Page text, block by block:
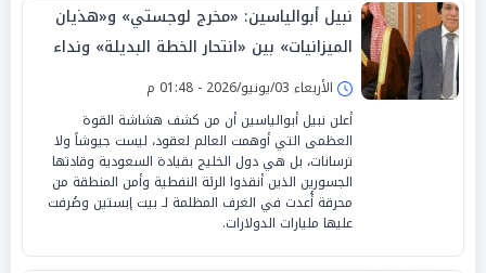
نبيل أبوالياسين: «مخرج لوجستي» و«هذيان
الميزانيات» بين «انتحار الخطة البديلة» ونداء
السيادة لـ«الرياض»
الأربعاء 03/يونيو/2026 - 01:48 م
أعلن نبيل أبوالياسين أن من كشف هشاشة القوة
العظمى التي أوهمت العالم لعقود، ليست جيوشاً ولا
ترسانات، بل هي دول الخليج بقيادة السعودية وقادتها
الجسورين الذين أنقذوا الرئة النفطية وأمن المنطقة من
محرقة أُعدت في الغرف المظلمة لـ بيت إبستين وصُرفت
عليها مليارات الدولارات.